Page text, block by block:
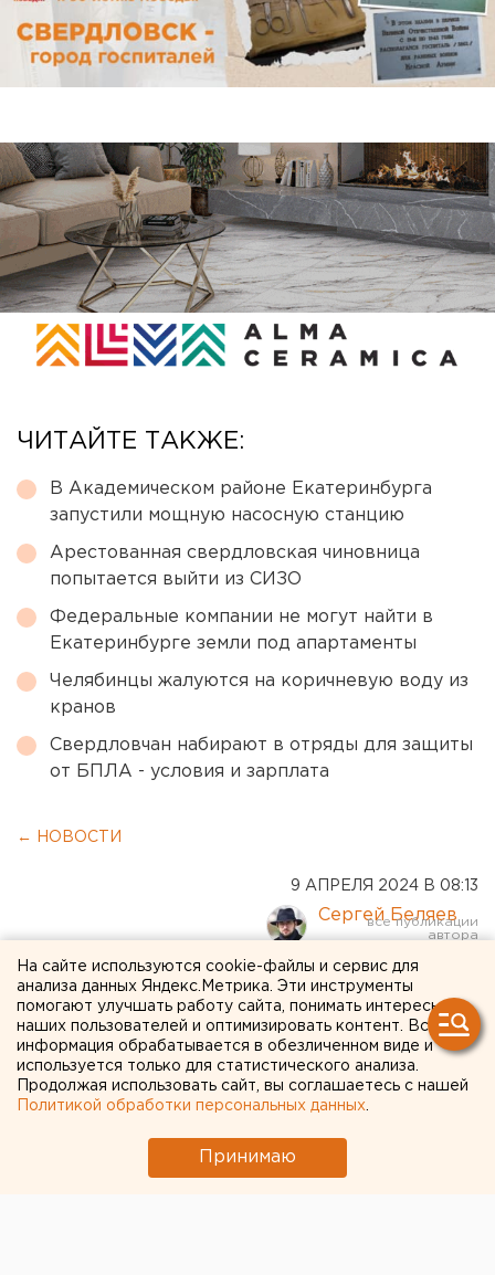
ЧИТАЙТЕ ТАКЖЕ:
В Академическом районе Екатеринбурга
запустили мощную насосную станцию
Арестованная свердловская чиновница
попытается выйти из СИЗО
Федеральные компании не могут найти в
Екатеринбурге земли под апартаменты
Челябинцы жалуются на коричневую воду из
кранов
Свердловчан набирают в отряды для защиты
от БПЛА - условия и зарплата
← НОВОСТИ
9 АПРЕЛЯ 2024 В 08:13
Сергей Беляев
Не хватает диалога: в
Госдуме объяснили, почему
жители Орска вышли на
митинг
На сайте используются cookie-файлы и сервис для
анализа данных Яндекс.Метрика. Эти инструменты
помогают улучшать работу сайта, понимать интересы
наших пользователей и оптимизировать контент. Вся
информация обрабатывается в обезличенном виде и
используется только для статистического анализа.
Продолжая использовать сайт, вы соглашаетесь с нашей
Политикой обработки персональных данных
Принимаю